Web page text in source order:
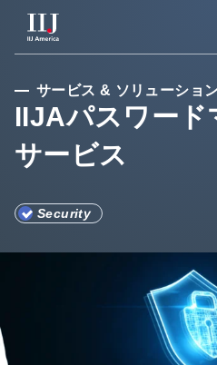
サービス & ソリューション
ブログ
セミナー
サービス & ソリューショ
IIJAパスワード
サービス
Security